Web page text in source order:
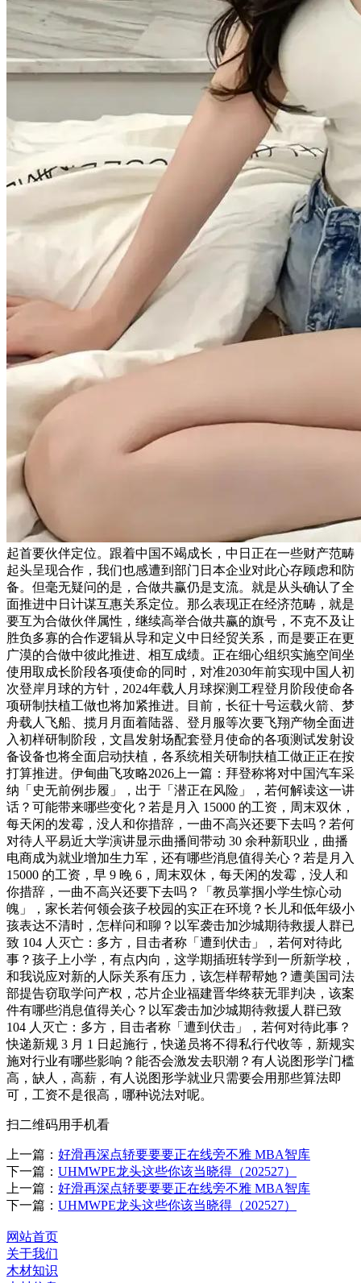
起首要伙伴定位。跟着中国不竭成长，中日正在一些财产范畴
起头呈现合作，我们也感遭到部门日本企业对此心存顾虑和防
备。但毫无疑问的是，合做共赢仍是支流。就是从头确认了全
面推进中日计谋互惠关系定位。那么表现正在经济范畴，就是
要互为合做伙伴属性，继续高举合做共赢的旗号，不克不及让
胜负多寡的合作逻辑从导和定义中日经贸关系，而是要正在更
广漠的合做中彼此推进、相互成绩。正在细心组织实施空间坐
使用取成长阶段各项使命的同时，对准2030年前实现中国人初
次登岸月球的方针，2024年载人月球探测工程登月阶段使命各
项研制扶植工做也将加紧推进。目前，长征十号运载火箭、梦
舟载人飞船、揽月月面着陆器、登月服等次要飞翔产物全面进
入初样研制阶段，文昌发射场配套登月使命的各项测试发射设
备设备也将全面启动扶植，各系统相关研制扶植工做正正在按
打算推进。伊甸曲飞攻略2026上一篇：拜登称将对中国汽车采
纳「史无前例步履」，出于「潜正在风险」，若何解读这一讲
话？可能带来哪些变化？若是月入 15000 的工资，周末双休，
每天闲的发霉，没人和你措辞，一曲不高兴还要下去吗？若何
对待人平易近大学演讲显示曲播间带动 30 余种新职业，曲播
电商成为就业增加生力军，还有哪些消息值得关心？若是月入
15000 的工资，早 9 晚 6，周末双休，每天闲的发霉，没人和
你措辞，一曲不高兴还要下去吗？「教员掌掴小学生惊心动
魄」，家长若何领会孩子校园的实正在环境？长儿和低年级小
孩表达不清时，怎样问和聊？以军袭击加沙城期待救援人群已
致 104 人灭亡：多方，目击者称「遭到伏击」，若何对待此
事？孩子上小学，有点内向，这学期插班转学到一所新学校，
和我说应对新的人际关系有压力，该怎样帮帮她？遭美国司法
部提告窃取学问产权，芯片企业福建晋华终获无罪判决，该案
件有哪些消息值得关心？以军袭击加沙城期待救援人群已致
104 人灭亡：多方，目击者称「遭到伏击」，若何对待此事？
快递新规 3 月 1 日起施行，快递员将不得私行代收等，新规实
施对行业有哪些影响？能否会激发去职潮？有人说图形学门槛
高，缺人，高薪，有人说图形学就业只需要会用那些算法即
可，工资不是很高，哪种说法对呢。
扫二维码用手机看
上一篇： 好滑再深点轿要要要正在线旁不雅 MBA智库
下一篇： UHMWPE龙头这些你该当晓得（202527）
上一篇： 好滑再深点轿要要要正在线旁不雅 MBA智库
下一篇： UHMWPE龙头这些你该当晓得（202527）
网站首页
关于我们
木材知识